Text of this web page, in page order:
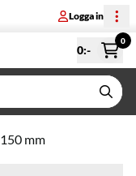
Logga in
0:-
0
mm